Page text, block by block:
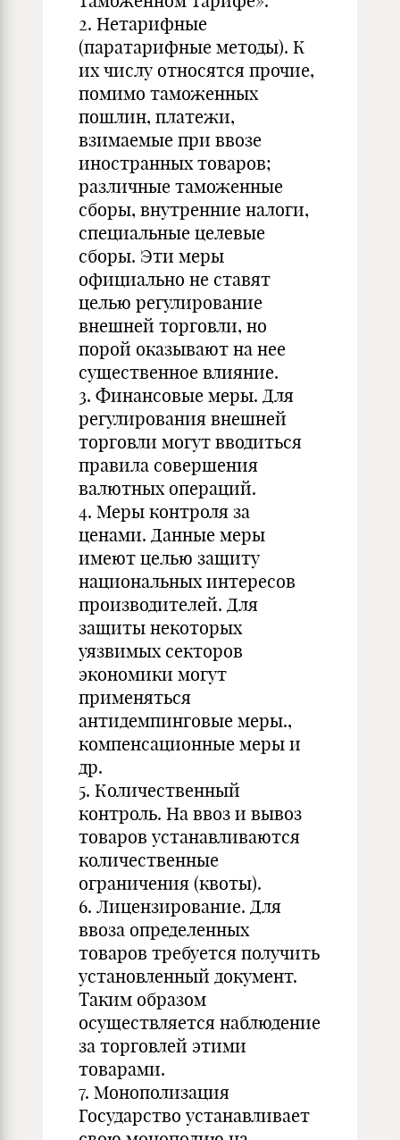
2. Нетарифные
(паратарифные методы). К
их числу относятся прочие,
помимо таможенных
пошлин, платежи,
взимаемые при ввозе
иностранных товаров;
различные таможенные
сборы, внутренние налоги,
специальные целевые
сборы. Эти меры
официально не ставят
целью регулирование
внешней торговли, но
порой оказывают на нее
существенное влияние.
3. Финансовые меры. Для
регулирования внешней
торговли могут вводиться
правила совершения
валютных операций.
4. Меры контроля за
ценами. Данные меры
имеют целью защиту
национальных интересов
производителей. Для
защиты некоторых
уязвимых секторов
экономики могут
применяться
антидемпинговые меры.,
компенсационные меры и
др.
5. Количественный
контроль. На ввоз и вывоз
товаров устанавливаются
количественные
ограничения (квоты).
6. Лицензирование. Для
ввоза определенных
товаров требуется получить
установленный документ.
Таким образом
осуществляется наблюдение
за торговлей этими
товарами.
7. Монополизация
Государство устанавливает